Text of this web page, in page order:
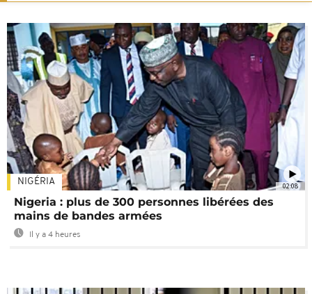
02:08
NIGÉRIA
Nigeria : plus de 300 personnes libérées des
mains de bandes armées
Il y a 4 heures